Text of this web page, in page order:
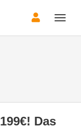
Toggle
Das